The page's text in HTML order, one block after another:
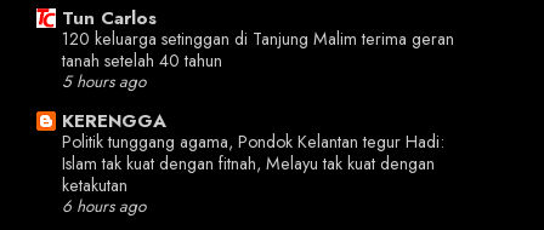
Tun Carlos
120 keluarga setinggan di Tanjung Malim terima geran
tanah setelah 40 tahun
5 hours ago
KERENGGA
Politik tunggang agama, Pondok Kelantan tegur Hadi:
Islam tak kuat dengan fitnah, Melayu tak kuat dengan
ketakutan
6 hours ago